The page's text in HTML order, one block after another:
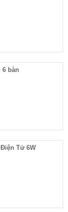
6 bàn
Tử 6W